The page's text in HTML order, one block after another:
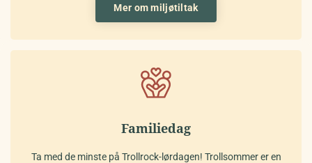
Mer om miljøtiltak
Familiedag
Ta med de minste på Trollrock-lørdagen! Trollsommer er en